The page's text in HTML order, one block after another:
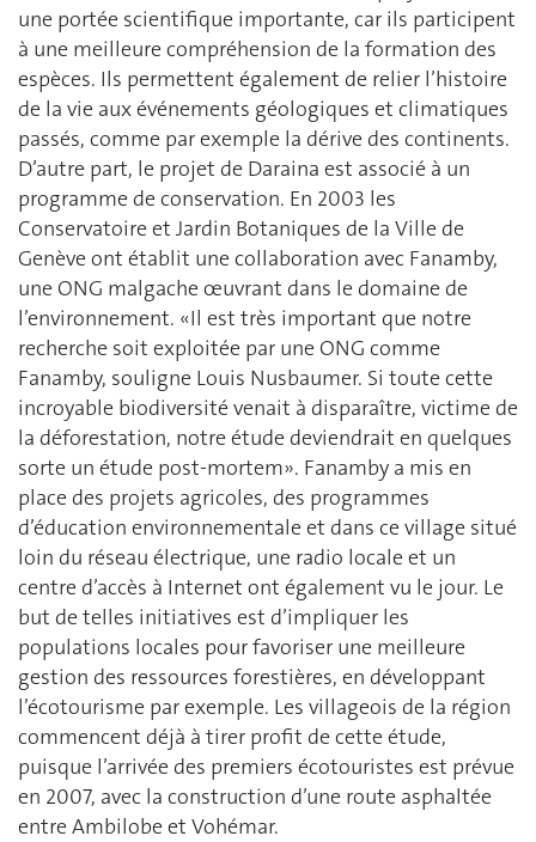
une portée scientifique importante, car ils participent
à une meilleure compréhension de la formation des
espèces. Ils permettent également de relier l’histoire
de la vie aux événements géologiques et climatiques
passés, comme par exemple la dérive des continents.
D’autre part, le projet de Daraina est associé à un
programme de conservation. En 2003 les
Conservatoire et Jardin Botaniques de la Ville de
Genève ont établit une collaboration avec Fanamby,
une ONG malgache œuvrant dans le domaine de
l’environnement. «Il est très important que notre
recherche soit exploitée par une ONG comme
Fanamby, souligne Louis Nusbaumer. Si toute cette
incroyable biodiversité venait à disparaître, victime de
la déforestation, notre étude deviendrait en quelques
sorte un étude post-mortem». Fanamby a mis en
place des projets agricoles, des programmes
d’éducation environnementale et dans ce village situé
loin du réseau électrique, une radio locale et un
centre d’accès à Internet ont également vu le jour. Le
but de telles initiatives est d’impliquer les
populations locales pour favoriser une meilleure
gestion des ressources forestières, en développant
l’écotourisme par exemple. Les villageois de la région
commencent déjà à tirer profit de cette étude,
puisque l’arrivée des premiers écotouristes est prévue
en 2007, avec la construction d’une route asphaltée
entre Ambilobe et Vohémar.